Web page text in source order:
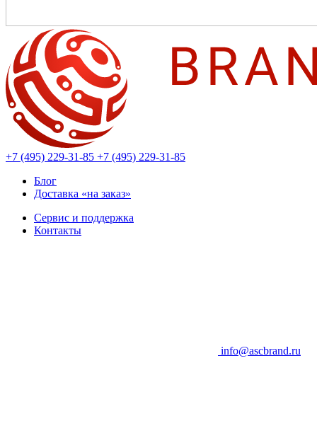
+7 (495) 229-31-85 +7 (495) 229-31-85
Блог
Доставка «на заказ»
Сервис и поддержка
Контакты
info@ascbrand.ru